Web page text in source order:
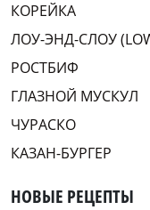
КОРЕЙКА
ЛОУ-ЭНД-СЛОУ
РОСТБИФ
ГЛАЗНОЙ МУСКУЛ
ЧУРАСКО
КАЗАН-БУРГЕР
НОВЫЕ РЕЦЕПТЫ